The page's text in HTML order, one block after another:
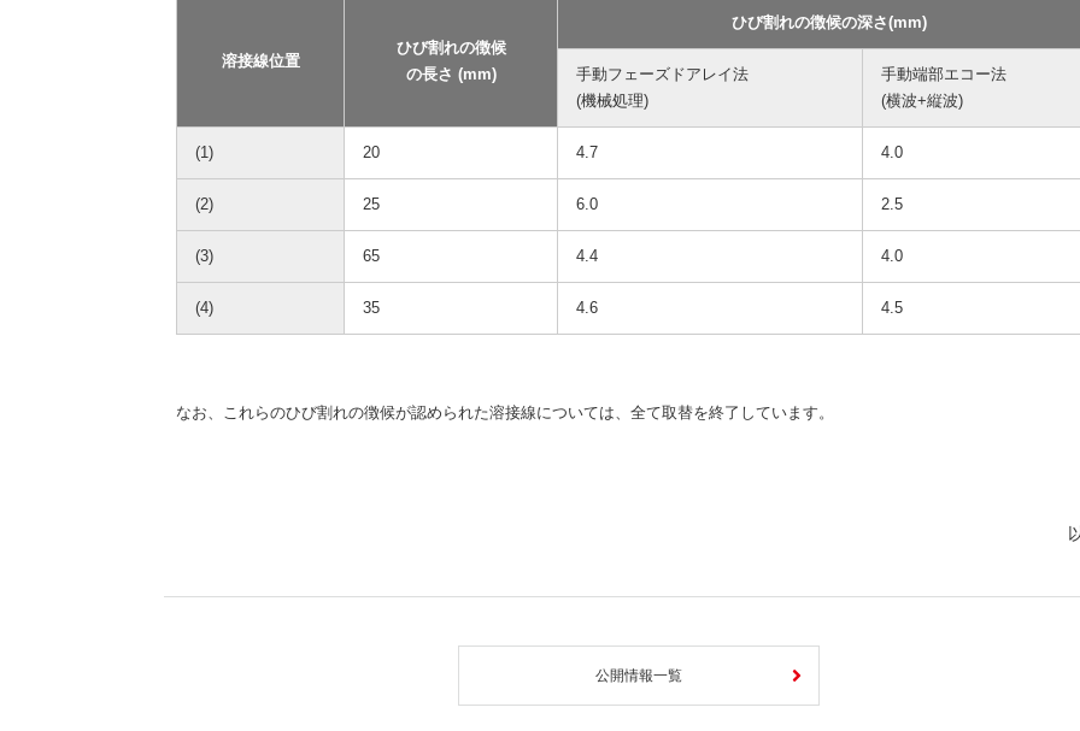
溶接線位置
ひび割れの徴候
の長さ (mm)
ひび割れの徴候の深さ(mm)
手動フェーズドアレイ法
(機械処理)
手動端部エコー法
(横波+縦波)
(1) 20 4.7 4.0
(2) 25 6.0 2.5
(3) 65 4.4 4.0
(4) 35 4.6 4.5
なお、これらのひび割れの徴候が認められた溶接線については、全て取替を終了しています。
公開情報一覧